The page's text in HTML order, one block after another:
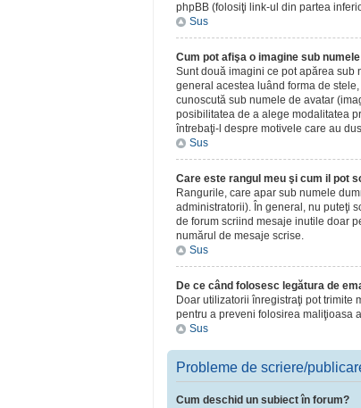
phpBB (folosiţi link-ul din partea
Sus
Cum pot afişa o imagine sub
Sunt două imagini ce pot apărea sub
general acestea luând forma de
cunoscută sub numele de avatar
posibilitatea de a alege modalitatea
întrebaţi-l despre motivele care au
Sus
Care este rangul meu şi cum il pot
Rangurile, care apar sub numele
administratorii). În general, nu puteţi
de forum scriind mesaje inutile doar
numărul de mesaje scrise.
Sus
De ce când folosesc legătura de
Doar utilizatorii înregistraţi pot trimite
pentru a preveni folosirea maliţioasa
Sus
Probleme de scriere/
Cum deschid un subiect în forum?